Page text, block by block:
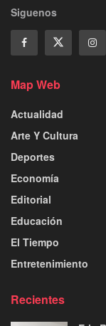
Siguenos
Map Web
Actualidad
Arte Y Cultura
Deportes
Economía
Editorial
Educación
El Tiempo
Entretenimiento
Recientes